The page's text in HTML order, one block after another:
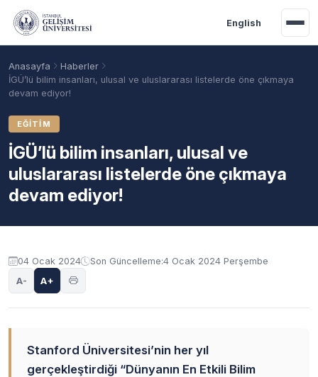
Ana içeriğe geç
English
Anasayfa
Haberler
İGÜ’lü bilim insanları, ulusal ve uluslararası listelerde öne çıkmaya
devam ediyor!
EĞITIM
İGÜ’lü bilim insanları, ulusal ve
uluslararası listelerde öne çıkmaya
devam ediyor!
04 Ocak 2024 Son Güncelleme:4 Ocak 2024 Perşembe
A- A+
Stanford Üniversitesi’nin her yıl
gerçekleştirdiği “Dünyanın En Etkili Bilim